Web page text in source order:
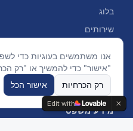
בלוג
שירותים
קטגוריות בלוג
מידע משפטי
אנו משתמשים בעוגיות כדי
"אישור" כדי להמשיך או "רק
רק הכרחיות
אישור הכל
Edit with